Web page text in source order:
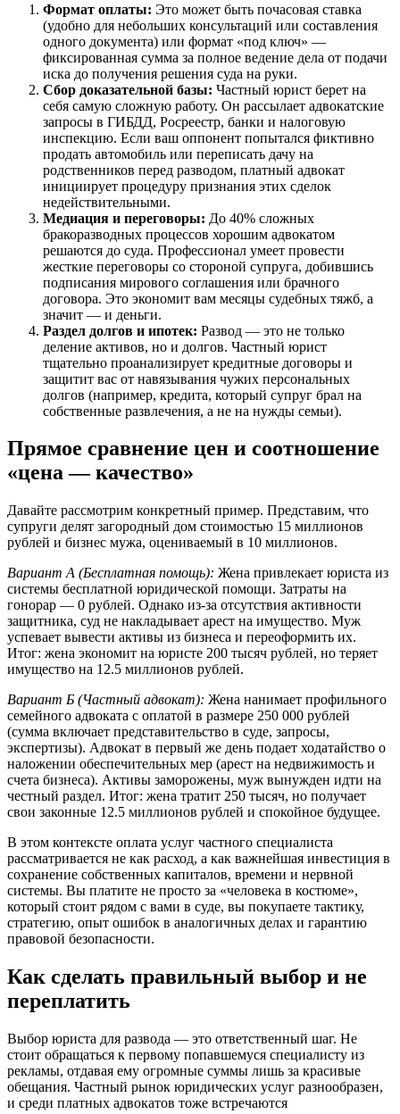
Формат оплаты: Это может быть почасовая ставка
(удобно для небольших консультаций или составления
одного документа) или формат «под ключ» —
фиксированная сумма за полное ведение дела от подачи
иска до получения решения суда на руки.
Сбор доказательной базы: Частный юрист берет на
себя самую сложную работу. Он рассылает адвокатские
запросы в ГИБДД, Росреестр, банки и налоговую
инспекцию. Если ваш оппонент попытался фиктивно
продать автомобиль или переписать дачу на
родственников перед разводом, платный адвокат
инициирует процедуру признания этих сделок
недействительными.
Медиация и переговоры: До 40% сложных
бракоразводных процессов хорошим адвокатом
решаются до суда. Профессионал умеет провести
жесткие переговоры со стороной супруга, добившись
подписания мирового соглашения или брачного
договора. Это экономит вам месяцы судебных тяжб, а
значит — и деньги.
Раздел долгов и ипотек: Развод — это не только
деление активов, но и долгов. Частный юрист
тщательно проанализирует кредитные договоры и
защитит вас от навязывания чужих персональных
долгов (например, кредита, который супруг брал на
собственные развлечения, а не на нужды семьи).
Прямое сравнение цен и соотношение
«цена — качество»
Давайте рассмотрим конкретный пример. Представим, что
супруги делят загородный дом стоимостью 15 миллионов
рублей и бизнес мужа, оцениваемый в 10 миллионов.
Вариант А (Бесплатная помощь): Жена привлекает юриста из
системы бесплатной юридической помощи. Затраты на
гонорар — 0 рублей. Однако из-за отсутствия активности
защитника, суд не накладывает арест на имущество. Муж
успевает вывести активы из бизнеса и переоформить их.
Итог: жена экономит на юристе 200 тысяч рублей, но теряет
имущество на 12.5 миллионов рублей.
Вариант Б (Частный адвокат): Жена нанимает профильного
семейного адвоката с оплатой в размере 250 000 рублей
(сумма включает представительство в суде, запросы,
экспертизы). Адвокат в первый же день подает ходатайство о
наложении обеспечительных мер (арест на недвижимость и
счета бизнеса). Активы заморожены, муж вынужден идти на
честный раздел. Итог: жена тратит 250 тысяч, но получает
свои законные 12.5 миллионов рублей и спокойное будущее.
В этом контексте оплата услуг частного специалиста
рассматривается не как расход, а как важнейшая инвестиция в
сохранение собственных капиталов, времени и нервной
системы. Вы платите не просто за «человека в костюме»,
который стоит рядом с вами в суде, вы покупаете тактику,
стратегию, опыт ошибок в аналогичных делах и гарантию
правовой безопасности.
Как сделать правильный выбор и не
переплатить
Выбор юриста для развода — это ответственный шаг. Не
стоит обращаться к первому попавшемуся специалисту из
рекламы, отдавая ему огромные суммы лишь за красивые
обещания. Частный рынок юридических услуг разнообразен,
и среди платных адвокатов тоже встречаются